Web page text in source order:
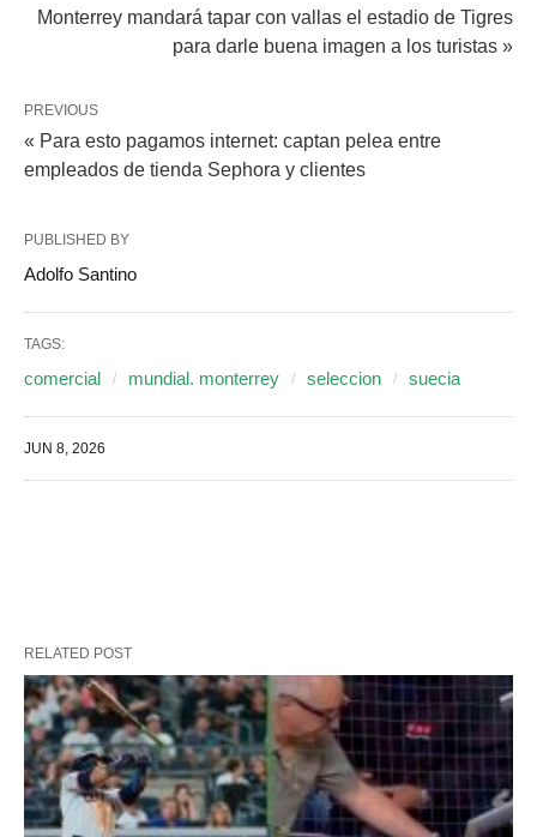
Monterrey mandará tapar con vallas el estadio de Tigres
para darle buena imagen a los turistas »
PREVIOUS
« Para esto pagamos internet: captan pelea entre
empleados de tienda Sephora y clientes
PUBLISHED BY
Adolfo Santino
TAGS:
comercial mundial. monterrey seleccion suecia
JUN 8, 2026
RELATED POST